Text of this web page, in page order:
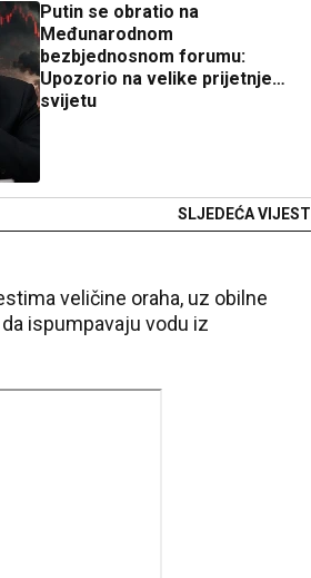
Putin se obratio na
Međunarodnom
bezbjednosnom forumu:
Upozorio na velike prijetnje
svijetu
SLJEDEĆA VIJEST
veličine oraha, uz obilne
ispumpavaju vodu iz